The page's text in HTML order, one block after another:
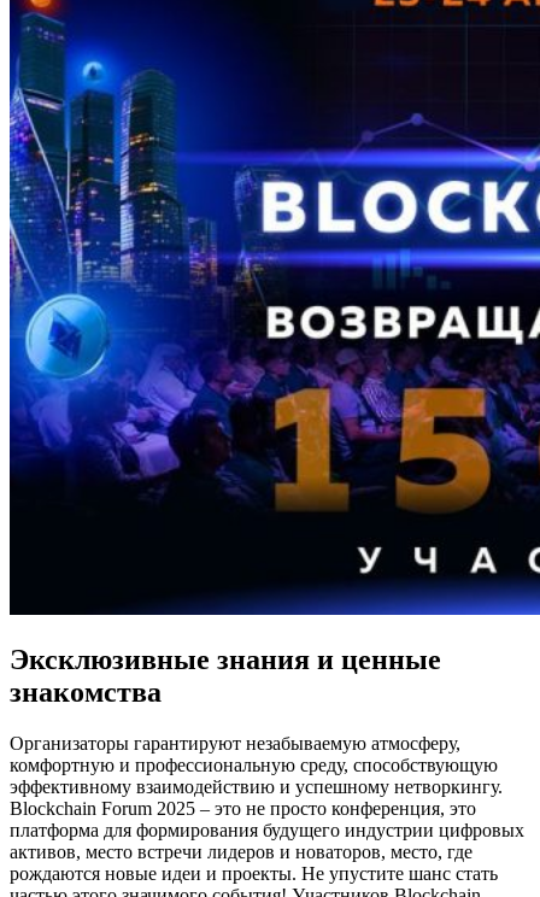
Эксклюзивные знания и ценные
знакомства
Организаторы гарантируют незабываемую атмосферу,
комфортную и профессиональную среду, способствующую
эффективному взаимодействию и успешному нетворкингу.
Blockchain Forum 2025 – это не просто конференция, это
платформа для формирования будущего индустрии цифровых
активов, место встречи лидеров и новаторов, место, где
рождаются новые идеи и проекты. Не упустите шанс стать